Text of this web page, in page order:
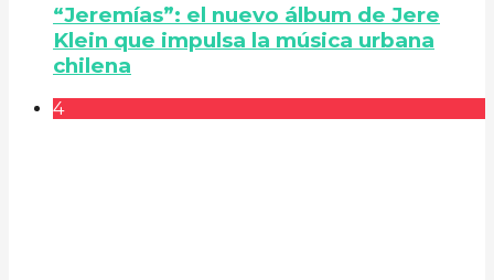
“Jeremías”: el nuevo álbum de Jere
Klein que impulsa la música urbana
chilena
4